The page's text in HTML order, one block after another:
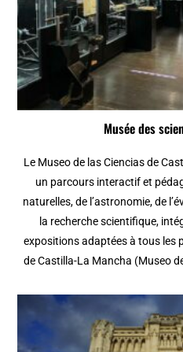
Musée des
Le Museo de las Ciencias de
un parcours interactif et
naturelles, de l’astronomie, de
la recherche scientifique,
expositions adaptées à tous les
de Castilla-La Mancha (Museo